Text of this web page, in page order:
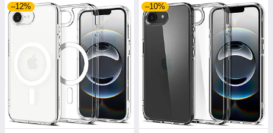
–12% –10%